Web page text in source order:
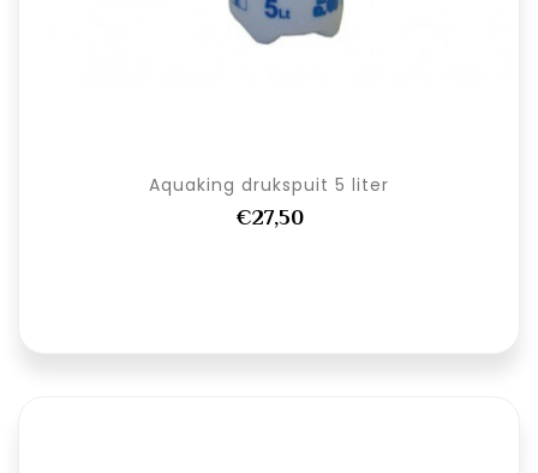
Aquaking drukspuit 5 liter
€27,50